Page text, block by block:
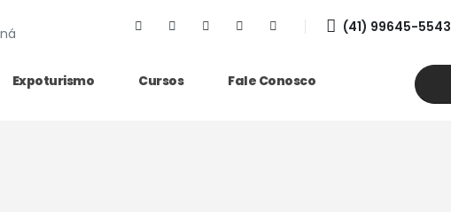
(41) 99645-5543
Expoturismo Cursos Fale Conosco